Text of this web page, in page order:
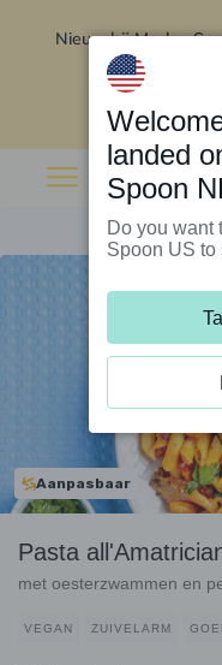
Nieuw bij Marley
Aanpasbaar
Pasta
met oesterzwammen en
VEGAN ZUIVELARM
landed
Spoon
Do you want
Spoon US to